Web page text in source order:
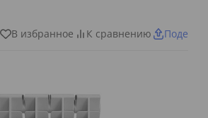
В избранное К сравнению